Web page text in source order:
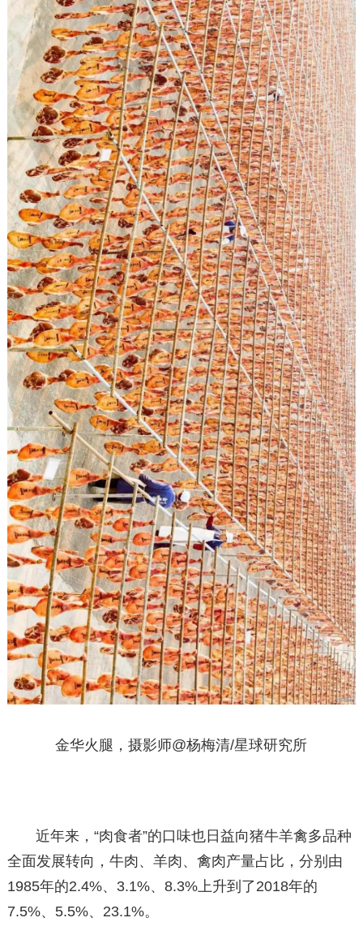
金华火腿，摄影师@杨梅清/星球研究所
近年来，“肉食者”的口味也日益向猪牛羊禽多品种
全面发展转向，牛肉、羊肉、禽肉产量占比，分别由
1985年的2.4%、3.1%、8.3%上升到了2018年的
7.5%、5.5%、23.1%。